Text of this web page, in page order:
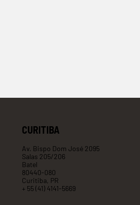
CURITIBA
Av. Bispo Dom José 2095
Salas 205/206
Batel
80440-080
Curitiba, PR
+ 55 (41) 4141-5669